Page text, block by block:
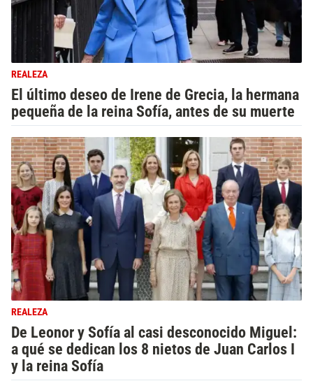
REALEZA
El último deseo de Irene de Grecia, la hermana
pequeña de la reina Sofía, antes de su muerte
REALEZA
De Leonor y Sofía al casi desconocido Miguel:
a qué se dedican los 8 nietos de Juan Carlos I
y la reina Sofía